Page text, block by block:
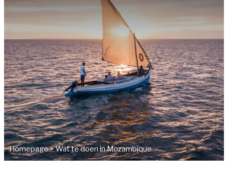
Homepage>Wat te doen in Mozambique